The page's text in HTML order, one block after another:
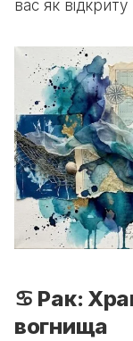
вас як відкриту
♋ Рак:
вогнища